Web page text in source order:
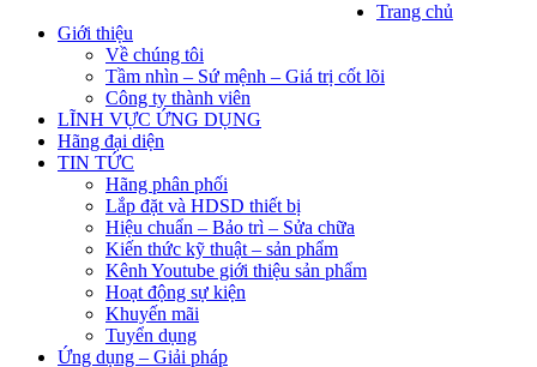
Trang chủ
Giới thiệu
Về chúng tôi
Tầm nhìn – Sứ mệnh – Giá trị cốt lõi
Công ty thành viên
LĨNH VỰC ỨNG DỤNG
Hãng đại diện
TIN TỨC
Hãng phân phối
Lắp đặt và HDSD thiết bị
Hiệu chuẩn – Bảo trì – Sửa chữa
Kiến thức kỹ thuật – sản phẩm
Kênh Youtube giới thiệu sản phẩm
Hoạt động sự kiện
Khuyến mãi
Tuyển dụng
Ứng dụng – Giải pháp